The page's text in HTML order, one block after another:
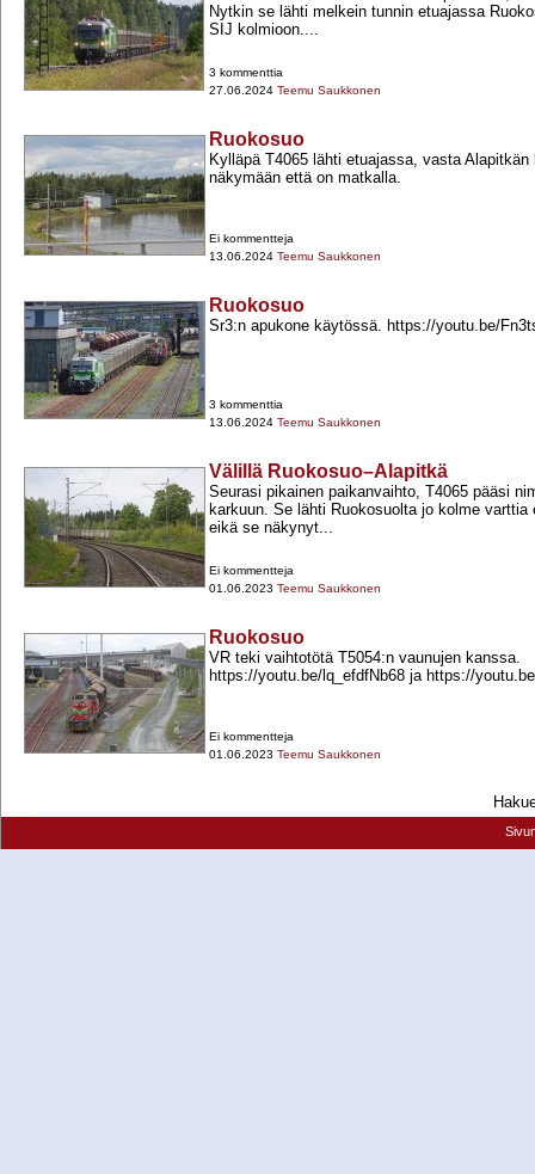
Nytkin se lähti melkein tunnin etuajassa
SIJ kolmioon....
3 kommenttia
27.06.2024 Teemu Saukkonen
Ruokosuo
Kylläpä T4065 lähti etuajassa, vasta Alapitkän
näkymään että on matkalla.
Ei kommentteja
13.06.2024 Teemu Saukkonen
Ruokosuo
Sr3:n apukone käytössä. https://youtu.be/
3 kommenttia
13.06.2024 Teemu Saukkonen
Välillä Ruokosuo–Alapitkä
Seurasi pikainen paikanvaihto, T4065 pääsi
karkuun. Se lähti Ruokosuolta jo kolme varttia
eikä se näkynyt...
Ei kommentteja
01.06.2023 Teemu Saukkonen
Ruokosuo
VR teki vaihtotötä T5054:n vaunujen kanssa.
https://youtu.be/lq_efdfNb68 ja https://
Ei kommentteja
01.06.2023 Teemu Saukkonen